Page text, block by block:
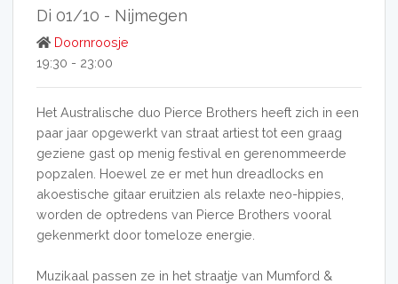
Di 01/10 - Nijmegen
Doornroosje
19:30 - 23:00
Het Australische duo Pierce Brothers heeft zich in een
paar jaar opgewerkt van straat artiest tot een graag
geziene gast op menig festival en gerenommeerde
popzalen. Hoewel ze er met hun dreadlocks en
akoestische gitaar eruitzien als relaxte neo-hippies,
worden de optredens van Pierce Brothers vooral
gekenmerkt door tomeloze energie.
Muzikaal passen ze in het straatje van Mumford &